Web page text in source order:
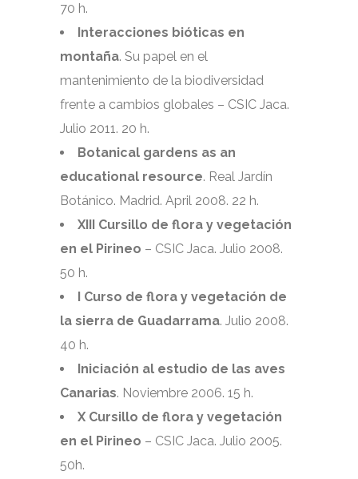
70 h.
Interacciones bióticas en
montaña. Su papel en el
mantenimiento de la biodiversidad
frente a cambios globales – CSIC Jaca.
Julio 2011. 20 h.
Botanical gardens as an
educational resource. Real Jardín
Botánico. Madrid. April 2008. 22 h.
XIII Cursillo de flora y vegetación
en el Pirineo – CSIC Jaca. Julio 2008.
50 h.
I Curso de flora y vegetación de
la sierra de Guadarrama. Julio 2008.
40 h.
Iniciación al estudio de las aves
Canarias. Noviembre 2006. 15 h.
X Cursillo de flora y vegetación
en el Pirineo – CSIC Jaca. Julio 2005.
50h.